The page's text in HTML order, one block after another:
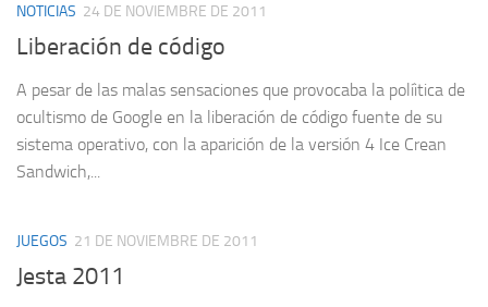
NOTICIAS 24 DE NOVIEMBRE DE 2011
Liberación de código
A pesar de las malas sensaciones que provocaba la políitica de
ocultismo de Google en la liberación de código fuente de su
sistema operativo, con la aparición de la versión 4 Ice Crean
Sandwich,...
JUEGOS 21 DE NOVIEMBRE DE 2011
Jesta 2011